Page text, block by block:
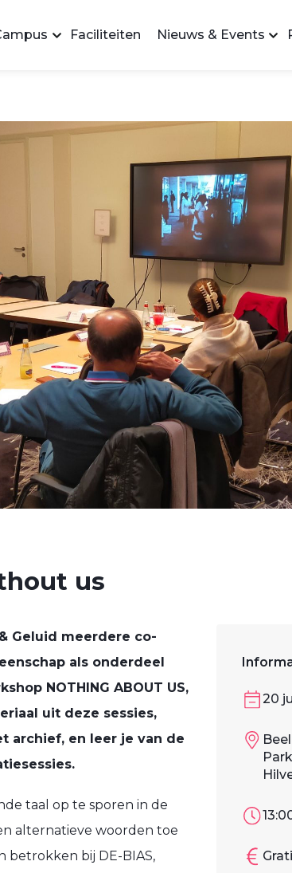
Faciliteiten Nieuws & Events
us
20
Geluid meerdere co-
als onderdeel
NOTHING ABOUT US,
uit deze sessies,
archief, en leer je van de
taal op te sporen in de
alternatieve woorden toe
betrokken bij DE-BIAS,